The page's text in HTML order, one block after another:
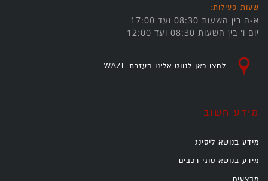
שעות פעילות:
א-ה בין השעות 08:30 ועד 17:00
יום ו' בין השעות 08:30 ועד 12:00
לחצו כאן לנווט אלינו בעזרת WAZE
מידע חשוב
מידע בנושא ליסינג
מידע בנושא סוגי רכבים